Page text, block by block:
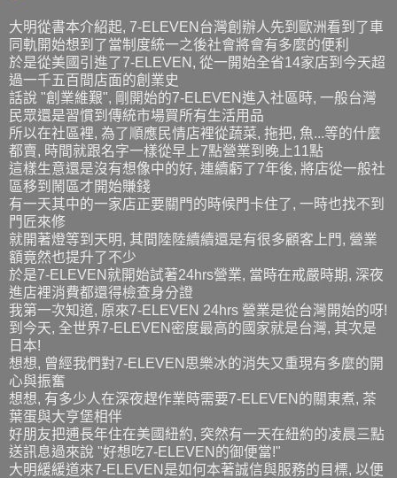
大明從書本介紹起, 7-ELEVEN台灣創辦人先到歐洲看到了車
同軌開始想到了當制度統一之後社會將會有多麼的便利
於是從美國引進了7-ELEVEN, 從一開始全省14家店到今天超
過一千五百間店面的創業史
話說 "創業維艱", 剛開始的7-ELEVEN進入社區時, 一般台灣
民眾還是習慣到傳統市場買所有生活用品
所以在社區裡, 為了順應民情店裡從蔬菜, 拖把, 魚...等的什麼
都賣, 時間就跟名字一樣從早上7點營業到晚上11點
這樣生意還是沒有想像中的好, 連續虧了7年後, 將店從一般社
區移到鬧區才開始賺錢
有一天其中的一家店正要關門的時候門卡住了, 一時也找不到
門匠來修
就開著燈等到天明, 其間陸陸續續還是有很多顧客上門, 營業
額竟然也提升了不少
於是7-ELEVEN就開始試著24hrs營業, 當時在戒嚴時期, 深夜
進店裡消費都還得檢查身分證
我第一次知道, 原來7-ELEVEN 24hrs 營業是從台灣開始的呀!
到今天, 全世界7-ELEVEN密度最高的國家就是台灣, 其次是
日本!
想想, 曾經我們對7-ELEVEN思樂冰的消失又重現有多麼的開
心與振奮
想想, 有多少人在深夜趕作業時需要7-ELEVEN的關東煮, 茶
葉蛋與大亨堡相伴
好朋友把逋長年住在美國紐約, 突然有一天在紐約的凌晨三點
送訊息過來說 "好想吃7-ELEVEN的御便當!"
大明緩緩道來7-ELEVEN是如何本著誠信與服務的目標, 以便